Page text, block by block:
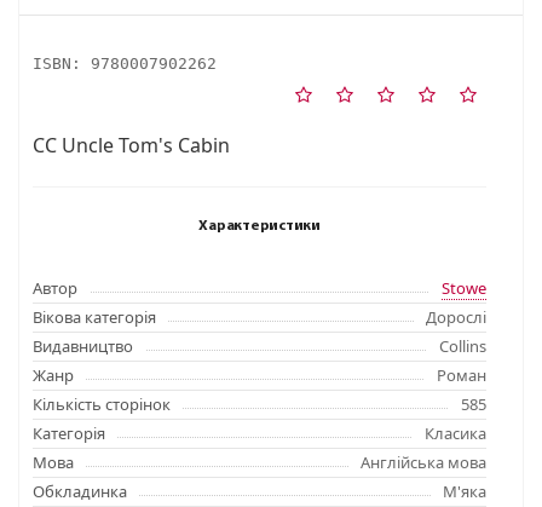
ISBN: 9780007902262
CC Uncle Tom's Cabin
Характеристики
Автор
Stowe
Вікова категорія
Дорослі
Видавництво
Collins
Жанр
Роман
Кількість сторінок
585
Категорія
Класика
Мова
Англійська мова
Обкладинка
М'яка